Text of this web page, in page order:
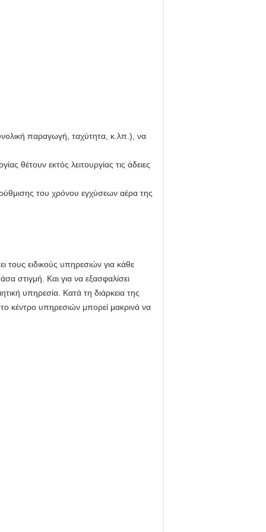
παραγωγή, ταχύτητα, κ.λπ.), να
θέτουν εκτός λειτουργίας τις άδειες
του χρόνου εγχύσεων αέρα της
τους ειδικούς υπηρεσιών για κάθε
στιγμή. Και για να εξασφαλίσει
υπηρεσία. Κατά τη διάρκεια της
κέντρο υπηρεσιών μπορεί μακρινά να